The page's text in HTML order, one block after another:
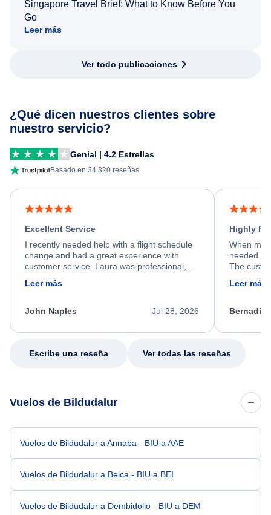
Singapore Travel Brief: What to Know Before You
Go
Leer más
Ver todo publicaciones
¿Qué dicen nuestros clientes sobre
nuestro servicio?
Genial | 4.2 Estrellas
Basado en 34,320 reseñas
Excellent Service
I recently needed help with a flight schedule
change and had a great experience with
customer service. Laura was professional,
friendly, and very helpful throughout the
process. She quickly found a solution and
appreciate her excellent service.
Leer más
Jul 28, 2026
John Naples
Highly
When my
needed
The
calm,
my issue.
Leer más
Escribe una reseña Ver todas las reseñas
Vuelos de Bildudalur
Vuelos de Bildudalur a Annaba - BIU a AAE
Vuelos de Bildudalur a Beica - BIU a BEI
Vuelos de Bildudalur a Dembidollo - BIU a DEM